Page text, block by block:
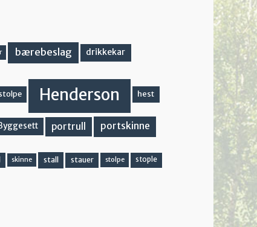
bærebeslag drikkekar
Henderson hest
portrull portskinne
skinne stall stauer stolpe stople